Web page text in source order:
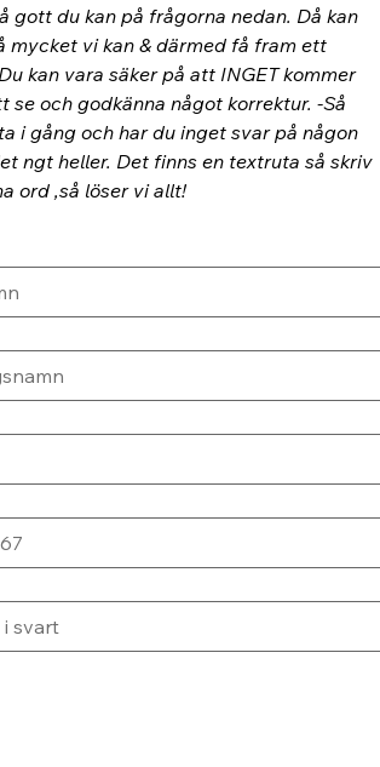
gott du kan på frågorna nedan. Då kan
mycket vi kan & därmed få fram ett
kan vara säker på att INGET kommer
se och godkänna något korrektur. -Så
i gång och har du inget svar på någon
ngt heller. Det finns en textruta så skriv
ord ,så löser vi allt!